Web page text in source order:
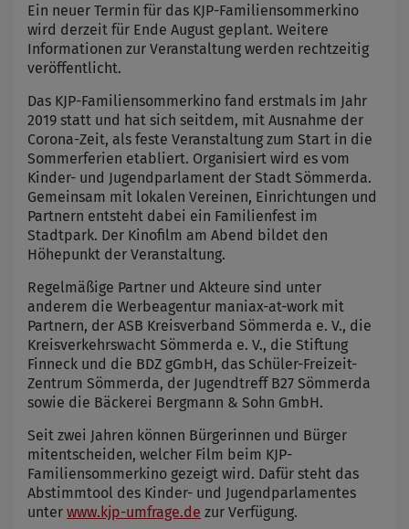
Ein neuer Termin für das KJP-Familiensommerkino
wird derzeit für Ende August geplant. Weitere
Informationen zur Veranstaltung werden rechtzeitig
veröffentlicht.
Das KJP-Familiensommerkino fand erstmals im Jahr
2019 statt und hat sich seitdem, mit Ausnahme der
Corona-Zeit, als feste Veranstaltung zum Start in die
Sommerferien etabliert. Organisiert wird es vom
Kinder- und Jugendparlament der Stadt Sömmerda.
Gemeinsam mit lokalen Vereinen, Einrichtungen und
Partnern entsteht dabei ein Familienfest im
Stadtpark. Der Kinofilm am Abend bildet den
Höhepunkt der Veranstaltung.
Regelmäßige Partner und Akteure sind unter
anderem die Werbeagentur maniax-at-work mit
Partnern, der ASB Kreisverband Sömmerda e. V., die
Kreisverkehrswacht Sömmerda e. V., die Stiftung
Finneck und die BDZ gGmbH, das Schüler-Freizeit-
Zentrum Sömmerda, der Jugendtreff B27 Sömmerda
sowie die Bäckerei Bergmann & Sohn GmbH.
Seit zwei Jahren können Bürgerinnen und Bürger
mitentscheiden, welcher Film beim KJP-
Familiensommerkino gezeigt wird. Dafür steht das
Abstimmtool des Kinder- und Jugendparlamentes
unter www.kjp-umfrage.de zur Verfügung.